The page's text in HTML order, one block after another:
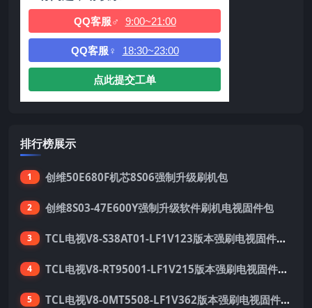
QQ客服♂ 9:00~21:00
QQ客服♀ 18:30~23:00
点此提交工单
排行榜展示
1 创维50E680F机芯8S06强制升级刷机包
2 创维8S03-47E600Y强制升级软件刷机电视固件包
3 TCL电视V8-S38AT01-LF1V123版本强刷电视固件包下载
4 TCL电视V8-RT95001-LF1V215版本强刷电视固件包下载
5 TCL电视V8-0MT5508-LF1V362版本强刷电视固件包下载